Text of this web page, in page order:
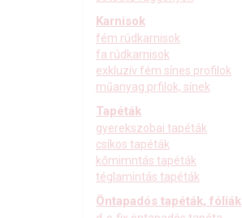
Karnisok
fém rúdkarnisok
fa rúdkarnisok
exkluzív fém sínes profilok
műanyag prfilok, sínek
Tapéták
gyerekszobai tapéták
csíkos tapéták
kőmimntás tapéták
téglamintás tapéták
Öntapadós tapéták, fóliák